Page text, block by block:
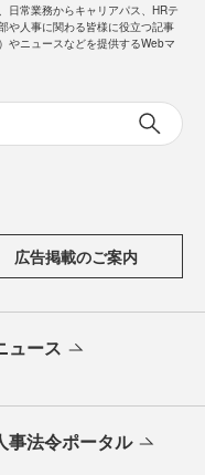
日常業務からキャリアパス、HRテ
や人事に関わる皆様に役立つ記事
やニュースなどを提供するWebマ
広告掲載のご案内
ュース
事法令ポータル